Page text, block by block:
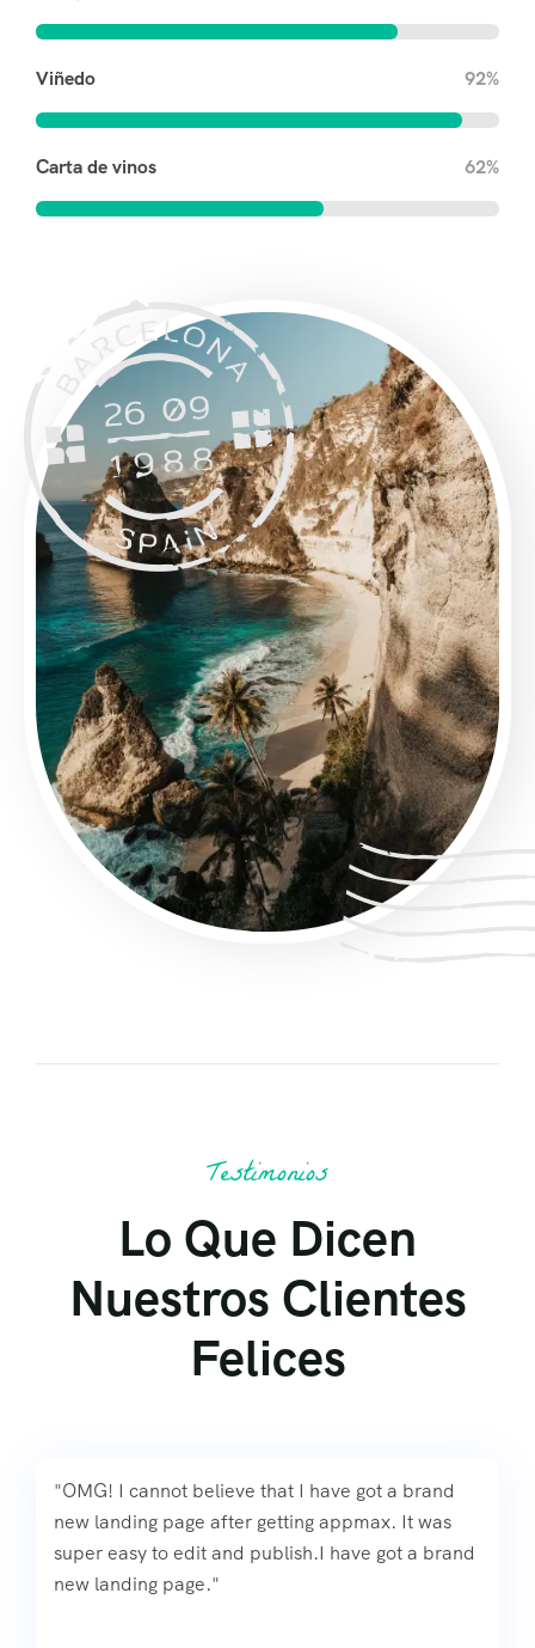
Viñedo 92%
Carta de vinos 62%
Testimonios
Lo Que Dicen
Nuestros Clientes
Felices
"OMG! I cannot believe that I have got a brand
new landing page after getting appmax. It was
super easy to edit and publish.I have got a brand
new landing page."